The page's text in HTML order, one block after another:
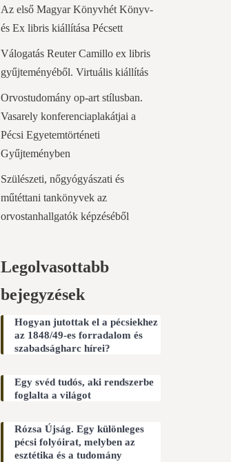
Az első Magyar Könyvhét Könyv-
és Ex libris kiállítása Pécsett
Válogatás Reuter Camillo ex libris
gyűjteményéből. Virtuális kiállítás
Orvostudomány op-art stílusban.
Vasarely konferenciaplakátjai a
Pécsi Egyetemtörténeti
Gyűjteményben
Szülészeti, nőgyógyászati és
műtéttani tankönyvek az
orvostanhallgatók képzéséből
Legolvasottabb
bejegyzések
Hogyan jutottak el a pécsiekhez
az 1848/49-es forradalom és
szabadságharc hírei?
Egy svéd tudós, aki rendszerbe
foglalta a világot
Rózsa Újság. Egy különleges
pécsi folyóirat, melyben az
esztétika és a tudomány